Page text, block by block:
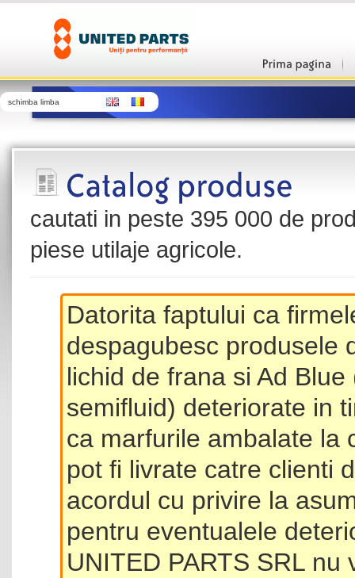
schimba limba
cautati in peste 395 000 de
piese utilaje agricole.
Datorita faptului ca
despagubesc produsele
lichid de frana si Ad
semifluid) deteriorate in
ca marfurile ambalate la
pot fi livrate catre clienti
acordul cu privire la
pentru eventualele
UNITED PARTS SRL